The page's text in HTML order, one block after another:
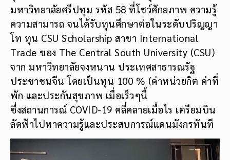
มหาวิทยาลัยศรีปทุม รหัส 58 ที่โชว์ศักยภาพ ความรู้
ความสามารถ จนได้รับทุนศึกษาต่อในระดับปริญญา
โท ทุน CSU Scholarship สาขา International
Trade ของ The Central South University (CSU)
จาก มหาวิทยาลัยจงหนาน ประเทศสาธารณรัฐ
ประชาชนจีน โดยเป็นทุน 100 % (ค่าหน่วยกิต ค่าที่
พัก และประกันสุขภาพ เมื่อเร็วๆนี้
ซึ่งสถานการณ์ COVID-19 คลี่คลายเมื่อไร เตรียมบิน
ลัดฟ้าไปหาความรู้และประสบการณ์แดนมังกรทันที